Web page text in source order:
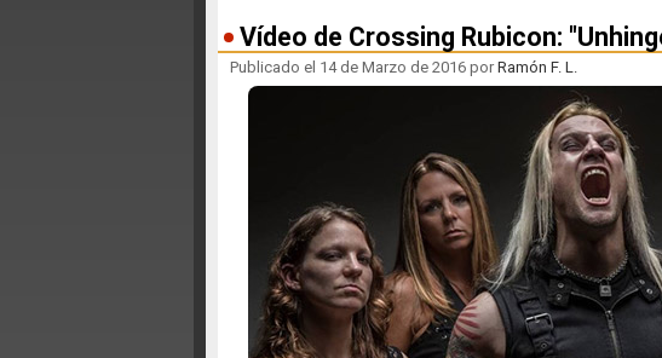
Vídeo de Crossing Rubicon:
Publicado el 14 de Marzo de 2016 porRamón F. L.